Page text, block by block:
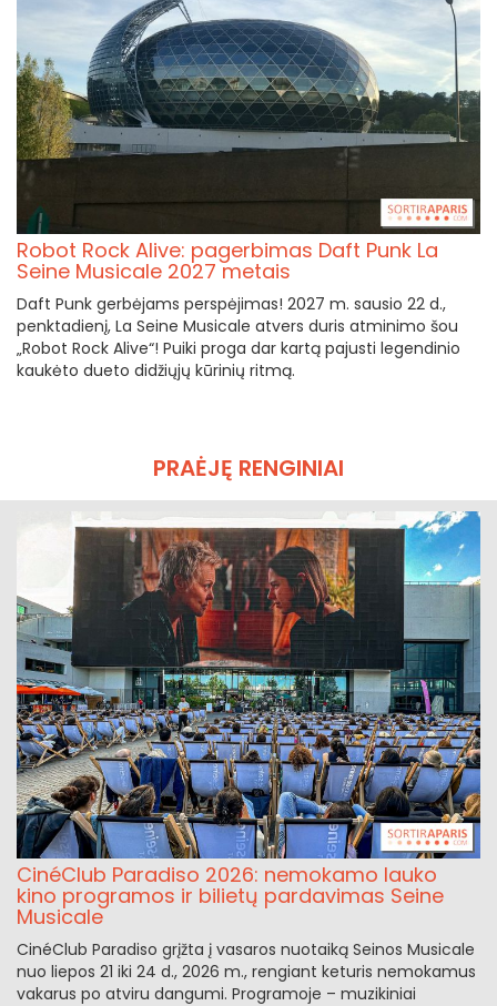
Robot Rock Alive: pagerbimas Daft Punk La
Seine Musicale 2027 metais
Daft Punk gerbėjams perspėjimas! 2027 m. sausio 22 d.,
penktadienį, La Seine Musicale atvers duris atminimo šou
„Robot Rock Alive“! Puiki proga dar kartą pajusti legendinio
kaukėto dueto didžiųjų kūrinių ritmą.
PRAĖJĘ RENGINIAI
CinéClub Paradiso 2026: nemokamo lauko
kino programos ir bilietų pardavimas Seine
Musicale
CinéClub Paradiso grįžta į vasaros nuotaiką Seinos Musicale
nuo liepos 21 iki 24 d., 2026 m., rengiant keturis nemokamus
vakarus po atviru dangumi. Programoje – muzikiniai